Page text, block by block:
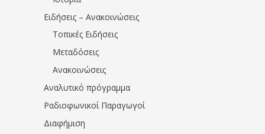
Ειδήσεις – Ανακοινώσεις
Τοπικές Ειδήσεις
Μεταδόσεις
Ανακοινώσεις
Αναλυτικό πρόγραμμα
Ραδιοφωνικοί Παραγωγοί
Διαφήμιση